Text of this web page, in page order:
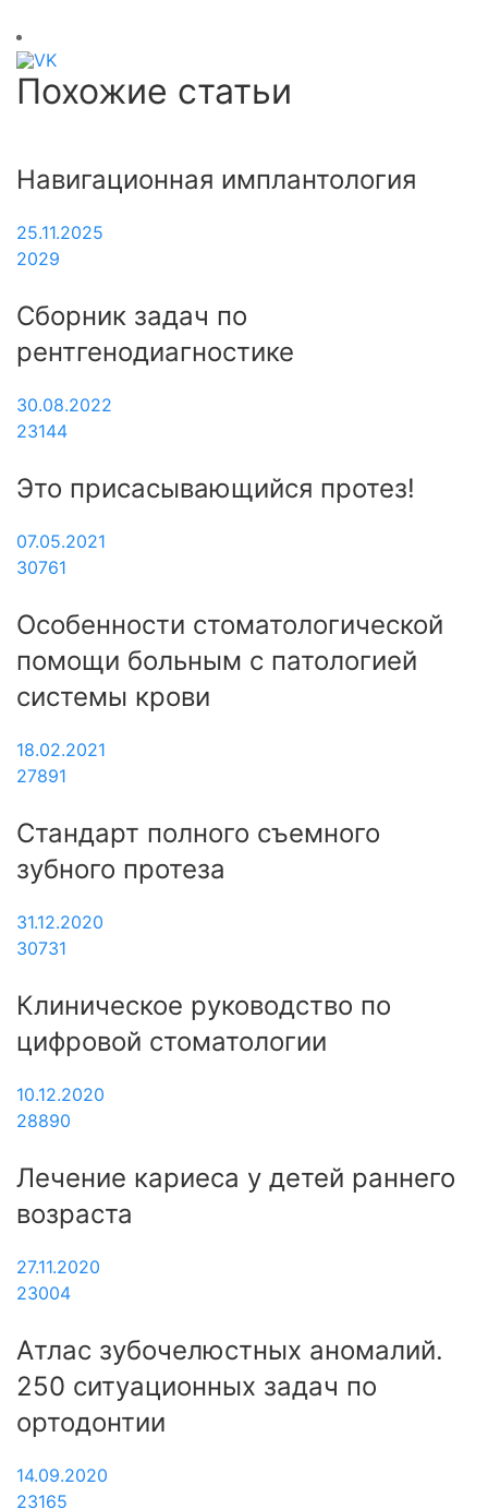
Похожие статьи
Навигационная имплантология
25.11.2025
2029
Сборник задач по
рентгенодиагностике
30.08.2022
23144
Это присасывающийся протез!
07.05.2021
30761
Особенности стоматологической
помощи больным с патологией
системы крови
18.02.2021
27891
Стандарт полного съемного
зубного протеза
31.12.2020
30731
Клиническое руководство по
цифровой стоматологии
10.12.2020
28890
Лечение кариеса у детей раннего
возраста
27.11.2020
23004
Атлас зубочелюстных аномалий.
250 ситуационных задач по
ортодонтии
14.09.2020
23165